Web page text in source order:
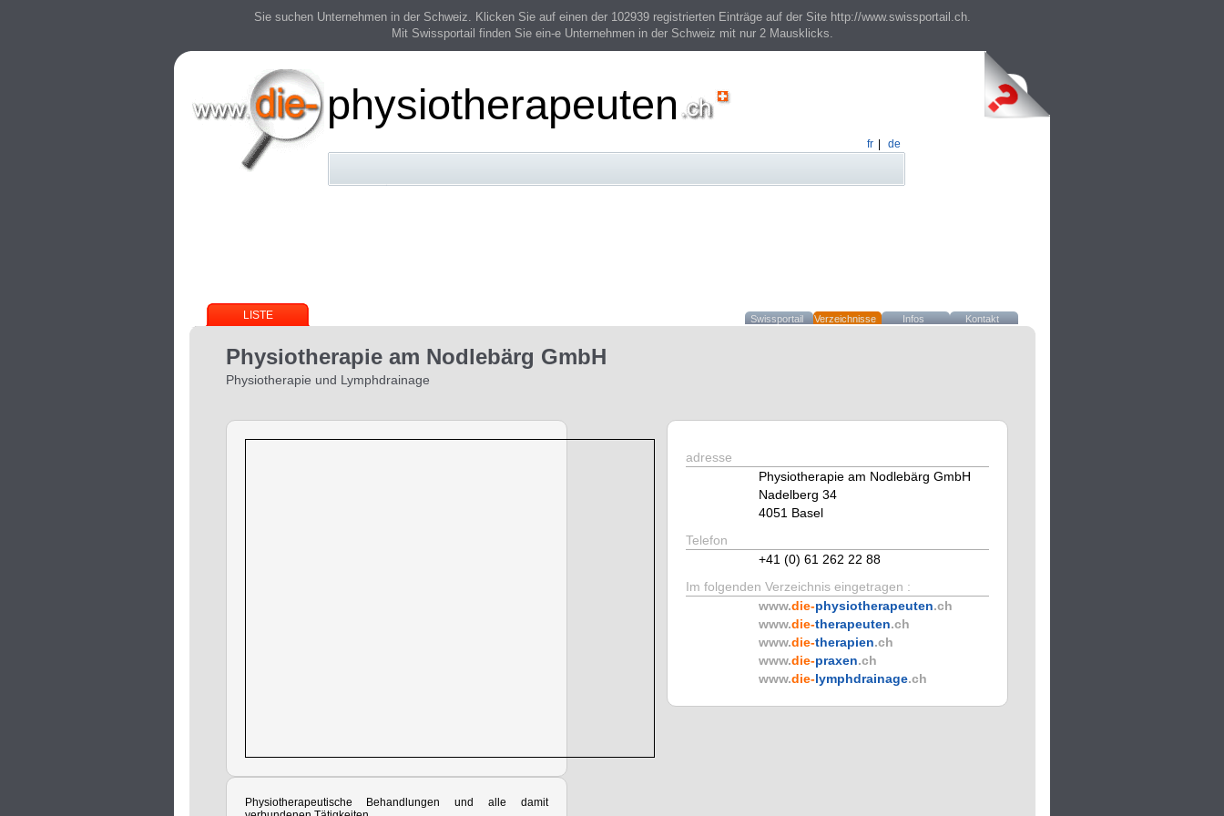
Sie suchen Unternehmen in der Schweiz. Klicken Sie auf einen der 102939 registrierten Einträge auf der Site http://www.swissportail.ch.
Mit Swissportail finden Sie ein-e Unternehmen in der Schweiz mit nur 2 Mausklicks.
physiotherapeuten
fr de
LISTE Swissportail Verzeichnisse Infos Kontakt
Physiotherapie am Nodlebärg GmbH
Physiotherapie und Lymphdrainage
Physiotherapeutische Behandlungen und alle damit
adresse
Physiotherapie am Nodlebärg GmbH
Nadelberg 34
4051 Basel
Telefon
+41 (0) 61 262 22 88
Im folgenden Verzeichnis eingetragen :
www.die-physiotherapeuten.ch
www.die-therapeuten.ch
www.die-therapien.ch
www.die-praxen.ch
www.die-lymphdrainage.ch